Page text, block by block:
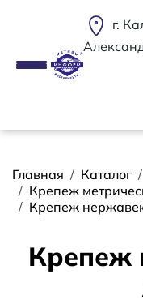
г.
Строка
Главная Каталог
Крепеж
Крепеж
Крепеж